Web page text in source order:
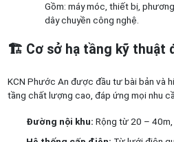
Gồm: máy móc, thiết bị,
dây chuyền công nghệ.
🏗️ Cơ sở hạ tầng kỹ thuật
KCN Phước An được đầu tư bài bản và
tầng chất lượng cao, đáp ứng mọi nhu
Đường nội khu: Rộng từ 20 – 40m,